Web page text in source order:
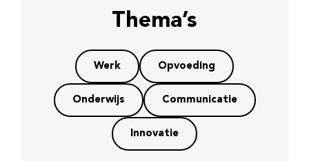
Thema’s
Werk Opvoeding
Onderwijs Communicatie
Innovatie